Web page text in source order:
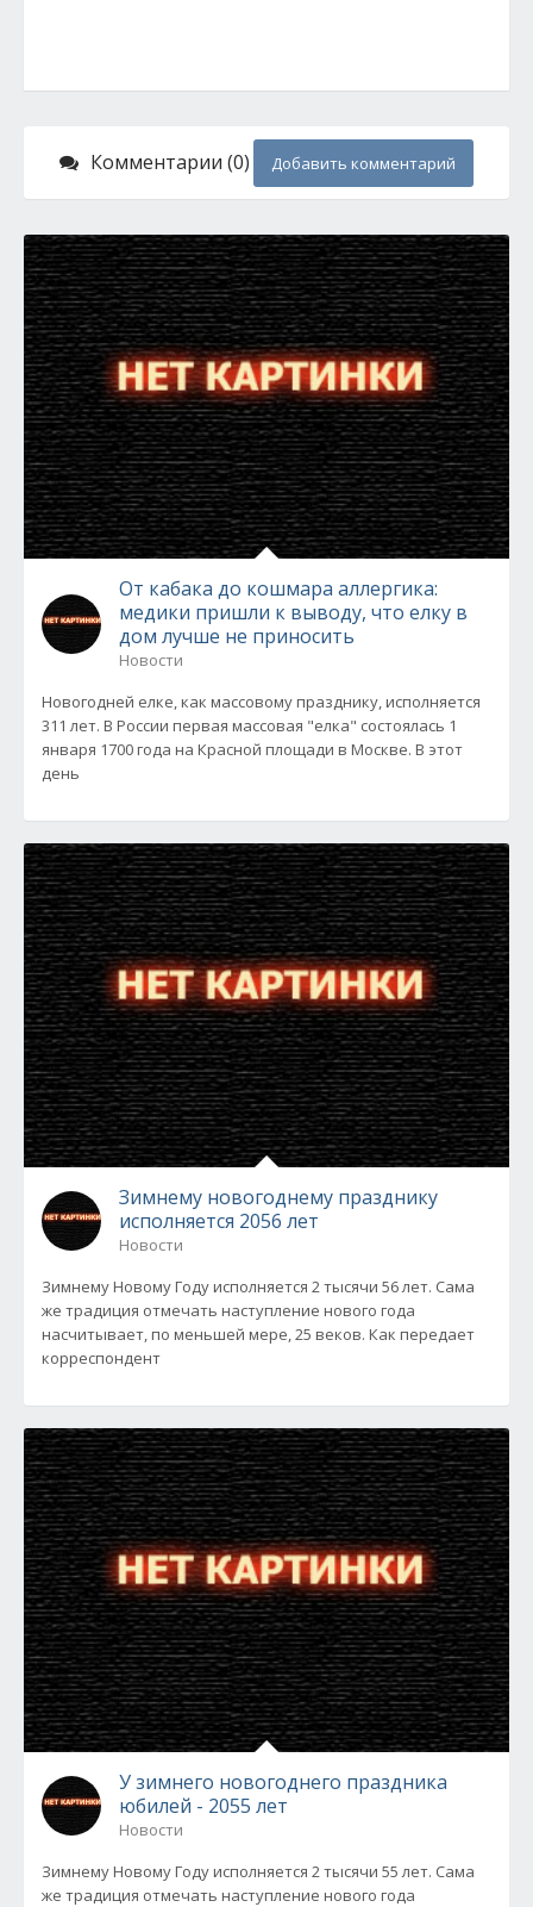
Комментарии (0) Добавить комментарий
От кабака до кошмара аллергика:
медики пришли к выводу, что елку в
дом лучше не приносить
Новости
Новогодней елке, как массовому празднику, исполняется
311 лет. В России первая массовая "елка" состоялась 1
января 1700 года на Красной площади в Москве. В этот
день
Зимнему новогоднему празднику
исполняется 2056 лет
Новости
Зимнему Новому Году исполняется 2 тысячи 56 лет. Сама
же традиция отмечать наступление нового года
насчитывает, по меньшей мере, 25 веков. Как передает
корреспондент
У зимнего новогоднего праздника
юбилей - 2055 лет
Новости
Зимнему Новому Году исполняется 2 тысячи 55 лет. Сама
же традиция отмечать наступление нового года